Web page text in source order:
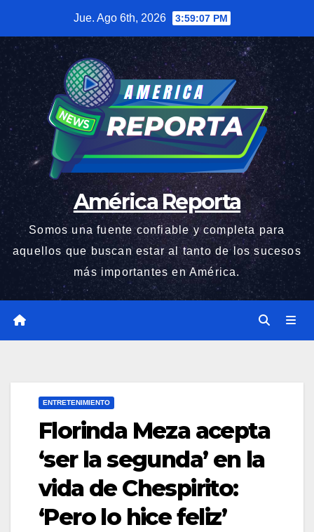
contenido
Jue. Ago 6th, 2026 3:59:08 PM
América Reporta
Somos una fuente confiable y completa para
aquellos que buscan estar al tanto de los sucesos
más importantes en América.
ENTRETENIMIENTO
Florinda Meza acepta
‘ser la segunda’ en la
vida de Chespirito:
‘Pero lo hice feliz’